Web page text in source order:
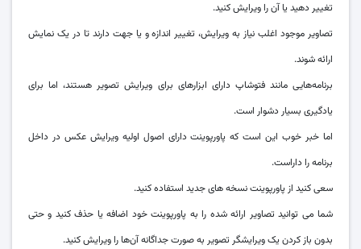
تغییر دهید یا آن را ویرایش کنید.
تصاویر موجود اغلب نیاز به ویرایش، تغییر اندازه و یا جهت دارند تا در یک نمایش
ارائه شوند.
برنامه‌هایی مانند فتوشاپ دارای ابزارهای برای ویرایش تصویر هستند، اما برای
یادگیری بسیار دشوار است.
اما خبر خوب این است که پاورپوینت دارای اصول اولیه ویرایش عکس در داخل
برنامه را داراست.
سعی کنید از پاورپوینت نسخه های جدید استفاده کنید.
شما می توانید تصاویر ارائه شده را به پاورپوینت خود اضافه یا حذف کنید و حتی
بدون باز کردن یک ویرایشگر تصویر به صورت جداگانه آن‌ها را ویرایش کنید.